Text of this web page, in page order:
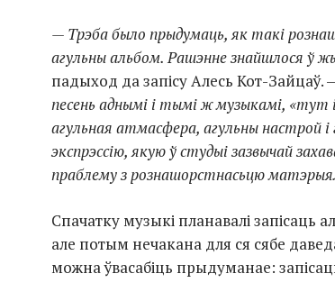
— Трэба было прыдумаць, як такі
агульны альбом. Рашэнне знайшлося ў
падыход да запісу Алесь Кот-Зайцаў.
песень аднымі і тымі ж музыкамі, «тут
агульная атмасфера, агульны
экспрэссію, якую ў студыі зазвычай
праблему з рознашорстнасьцю
Спачатку музыкі планавалі запісаць
але потым нечакана для ся сябе
можна ўвасабіць прыдуманае: